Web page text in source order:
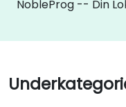
NobleProg -- Din